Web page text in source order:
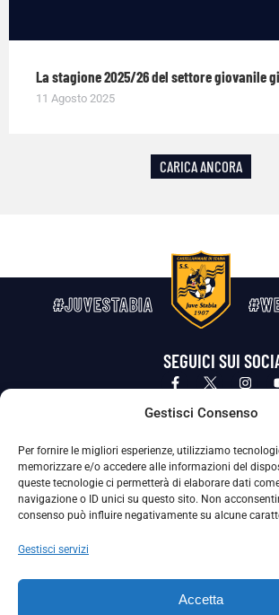
Gestisci Consenso
Per fornire le migliori esperienze, utilizziamo
memorizzare e/o accedere alle informazioni del
queste tecnologie ci permetterà di elaborare dati
navigazione o ID unici su questo sito. Non
consenso può influire negativamente su alcune
Gestisci servizi
Accetta
La stagione 2025/26 del settore giovanile
11 Agosto 2025
CARICA ANCORA
#JUVESTABIA
SEGUICI SUI
Privacy Policy Cookie Policy
La Società ha nominato il Responsabile della Protezione dei Dati Personali (DPO), figura
adottate dalla nostra Società per tutelare i Suoi dati
Per contattare il DPO può scrivere a